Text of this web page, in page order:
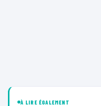
À LIRE ÉGALEMENT